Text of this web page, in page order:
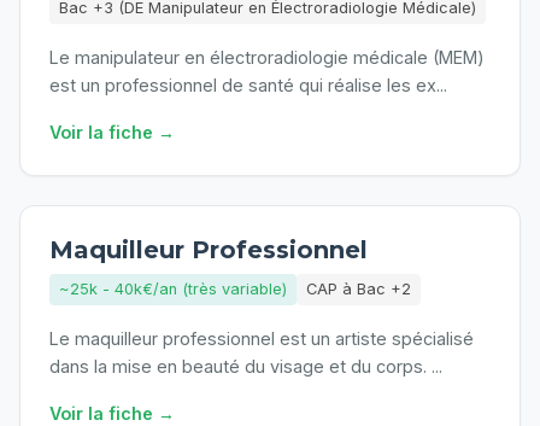
Bac +3 (DE Manipulateur en Électroradiologie Médicale)
Le manipulateur en électroradiologie médicale (MEM)
est un professionnel de santé qui réalise les ex...
Voir la fiche →
Maquilleur Professionnel
~25k - 40k€/an (très variable) CAP à Bac +2
Le maquilleur professionnel est un artiste spécialisé
dans la mise en beauté du visage et du corps. ...
Voir la fiche →